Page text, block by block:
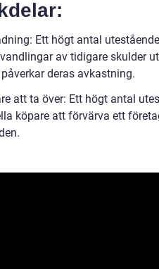
Ett högt antal
av tidigare skulder
deras avkastning.
att ta över: Ett högt antal
köpare att förvärva ett